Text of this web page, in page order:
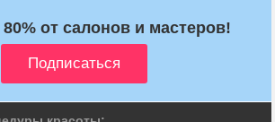
от салонов и мастеров!